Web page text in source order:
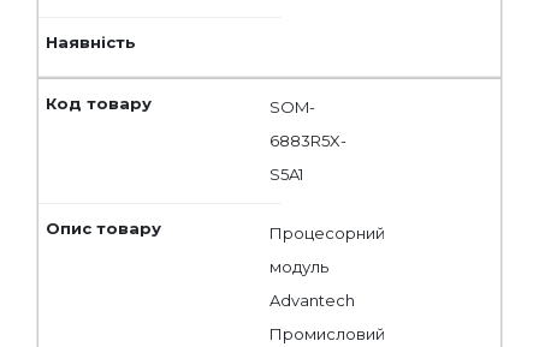
SOM-
6883R5X-
S5A1
Процесорний
модуль
Advantech
Промисловий